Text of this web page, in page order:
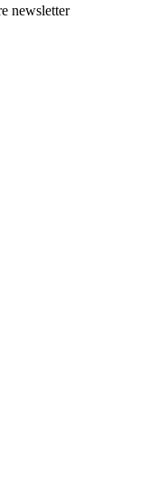
newsletter